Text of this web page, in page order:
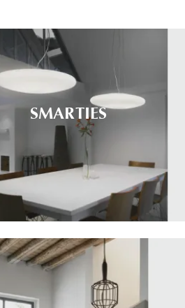
SMARTIES